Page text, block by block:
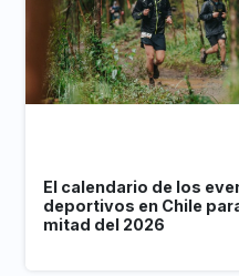
El calendario de los
deportivos en Chile
mitad del 2026